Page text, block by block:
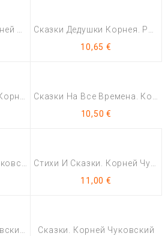
10,65 €
10,50 €
11,00 €
От Двух До Пяти. Чуковский Корней Иванович
Сказки. Корней Чуковский